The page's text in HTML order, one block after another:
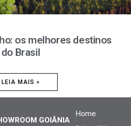
os melhores destinos
do Brasil
LEIA MAIS »
GOIÂNIA
Home